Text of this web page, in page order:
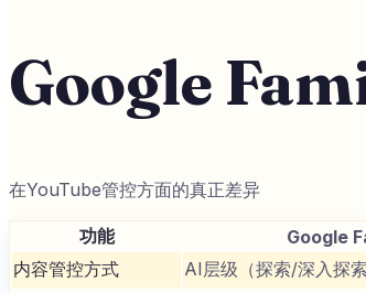
Google
在YouTube管控方面的真正差异
功能 Google
内容管控方式
AI层级（探索/深入探索